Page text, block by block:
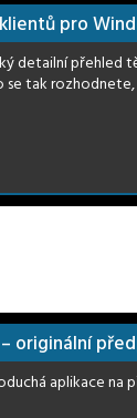
pro
detailní přehled
se tak
originální
aplikace